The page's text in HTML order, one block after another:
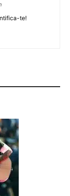
te!